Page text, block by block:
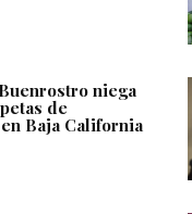
niega
de
Baja California